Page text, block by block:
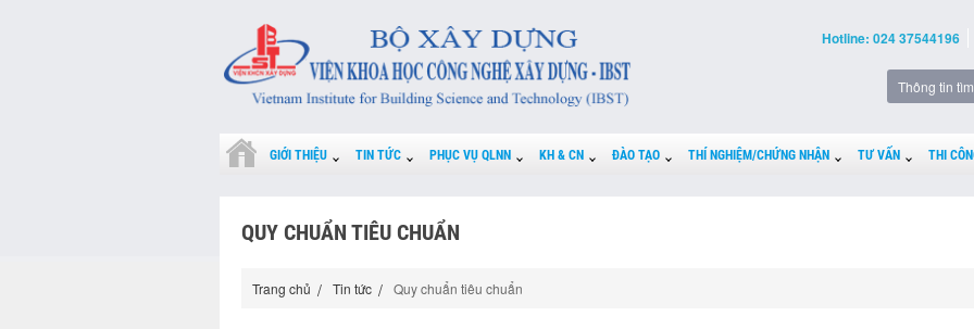
Hotline: 024 37544196
GIỚI THIỆU TIN TỨC PHỤC VỤ QLNN KH & CN ĐÀO TẠO THÍ NGHIỆM/CHỨNG NHẬN TƯ VẤN THI
QUY CHUẨN TIÊU CHUẨN
Trang chủ Tin tức Quy chuẩn tiêu chuẩn